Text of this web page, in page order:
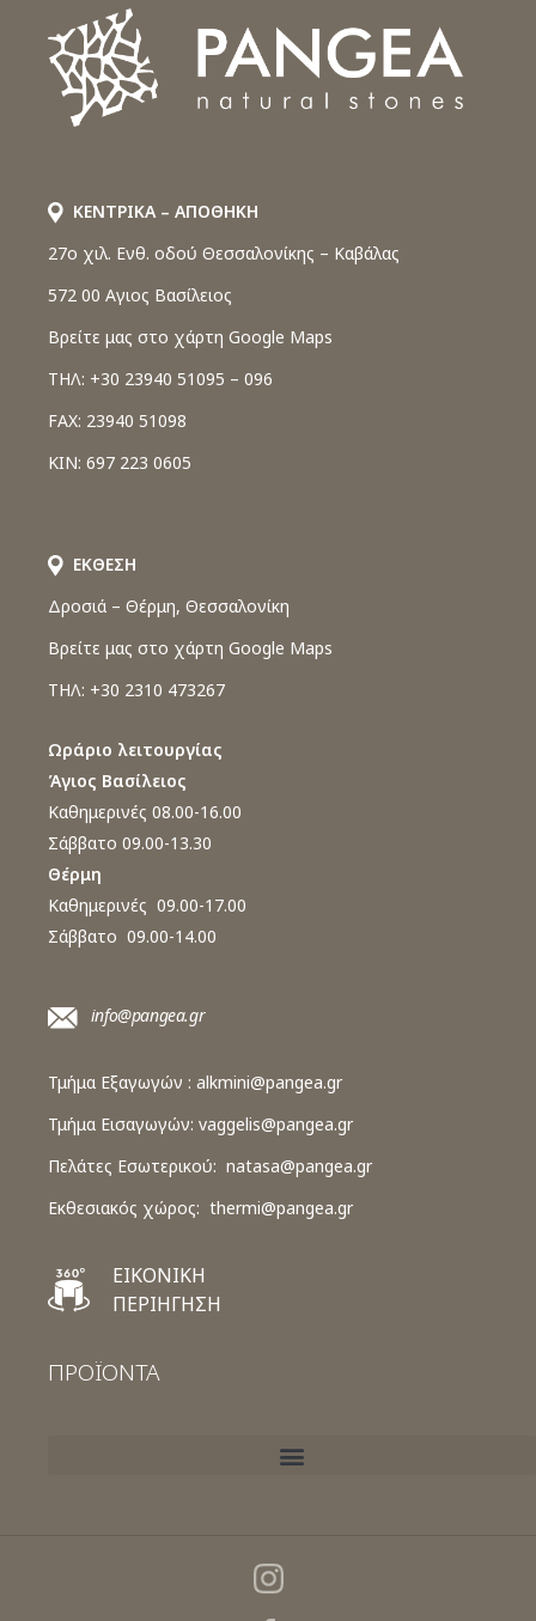
ΚΕΝΤΡΙΚΑ – ΑΠΟΘΗΚΗ
27o χιλ. Ενθ. οδού Θεσσαλονίκης – Καβάλας
572 00 Αγιος Βασίλειος
Βρείτε μας στο χάρτη Google Maps
ΤΗΛ: +30 23940 51095 – 096
FAX: 23940 51098
ΚΙΝ: 697 223 0605
ΕΚΘΕΣΗ
Δροσιά – Θέρμη, Θεσσαλονίκη
Βρείτε μας στο χάρτη Google Maps
ΤΗΛ: +30 2310 473267
Ωράριο λειτουργίας
Άγιος Βασίλειος
Καθημερινές 08.00-16.00
Σάββατο 09.00-13.30
Θέρμη
Καθημερινές 09.00-17.00
Σάββατο 09.00-14.00
info@pangea.gr
Τμήμα Εξαγωγών : alkmini@pangea.gr
Τμήμα Εισαγωγών: vaggelis@pangea.gr
Πελάτες Εσωτερικού: natasa@pangea.gr
Εκθεσιακός χώρος: thermi@pangea.gr
ΕΙΚΟΝΙΚΗ
ΠΕΡΙΗΓΗΣΗ
ΠΡΟΪΟΝΤΑ